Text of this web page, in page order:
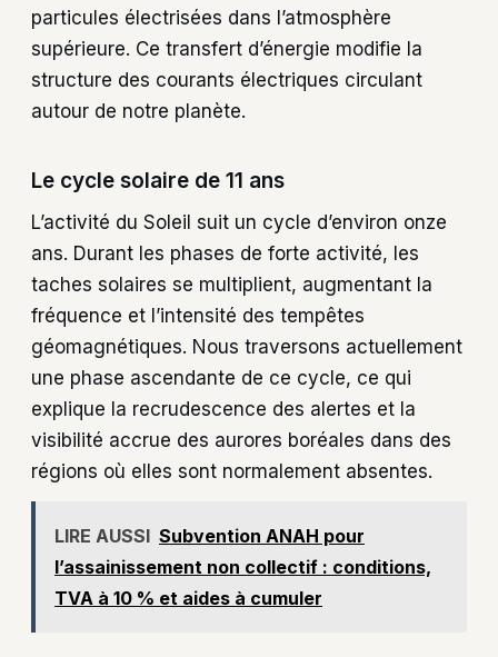
particules électrisées dans l’atmosphère
supérieure. Ce transfert d’énergie modifie la
structure des courants électriques circulant
autour de notre planète.
Le cycle solaire de 11 ans
L’activité du Soleil suit un cycle d’environ onze
ans. Durant les phases de forte activité, les
taches solaires se multiplient, augmentant la
fréquence et l’intensité des tempêtes
géomagnétiques. Nous traversons actuellement
une phase ascendante de ce cycle, ce qui
explique la recrudescence des alertes et la
visibilité accrue des aurores boréales dans des
régions où elles sont normalement absentes.
LIRE AUSSI Subvention ANAH pour
l’assainissement non collectif : conditions,
TVA à 10 % et aides à cumuler